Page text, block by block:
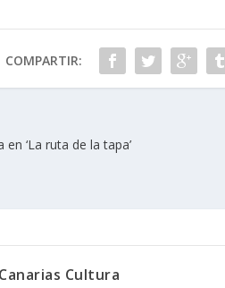
COMPARTIR:
en ‘La ruta de la tapa’
Canarias Cultura